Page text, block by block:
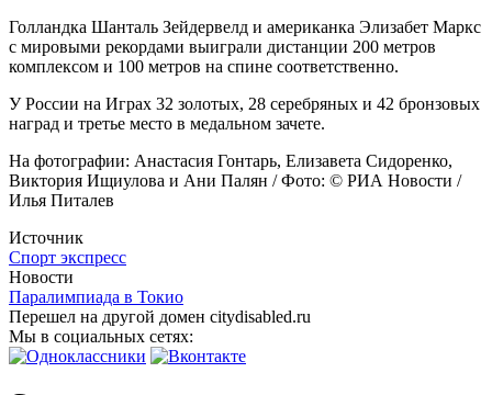
Голландка Шанталь Зейдервелд и американка Элизабет Маркс
с мировыми рекордами выиграли дистанции 200 метров
комплексом и 100 метров на спине соответственно.
У России на Играх 32 золотых, 28 серебряных и 42 бронзовых
наград и третье место в медальном зачете.
На фотографии: Анастасия Гонтарь, Елизавета Сидоренко,
Виктория Ищиулова и Ани Палян / Фото: © РИА Новости /
Илья Питалев
Источник
Спорт экспресс
Новости
Паралимпиада в Токио
Перешел на другой домен citydisabled.ru
Мы в социальных сетях: